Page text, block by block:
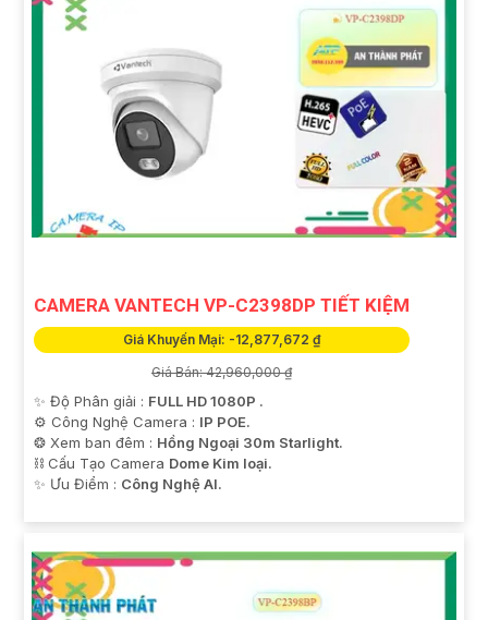
CAMERA VANTECH VP-C2398DP TIẾT KIỆM
Giá Khuyến Mại: -12,877,672 ₫
Giá Bán: 42,960,000 ₫
✨ Độ Phân giải : FULL HD 1080P .
⚙ Công Nghệ Camera : IP POE.
❂ Xem ban đêm : Hồng Ngoại 30m Starlight.
⛓ Cấu Tạo Camera Dome Kim loại.
️✨ Ưu Điểm : Công Nghệ AI.